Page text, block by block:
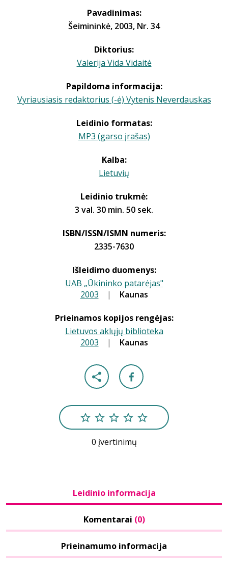
Pavadinimas:
Šeimininkė, 2003, Nr. 34
Diktorius:
Valerija Vida Vidaitė
Papildoma informacija:
Vyriausiasis redaktorius (-ė) Vytenis Neverdauskas
Leidinio formatas:
MP3 (garso įrašas)
Kalba:
Lietuvių
Leidinio trukmė:
3 val. 30 min. 50 sek.
ISBN/ISSN/ISMN numeris:
2335-7630
Išleidimo duomenys:
UAB „Ūkininko patarėjas"
2003 | Kaunas
Prieinamos kopijos rengėjas:
Lietuvos aklųjų biblioteka
2003 | Kaunas
0 įvertinimų
Leidinio informacija
Komentarai (0)
Prieinamumo informacija